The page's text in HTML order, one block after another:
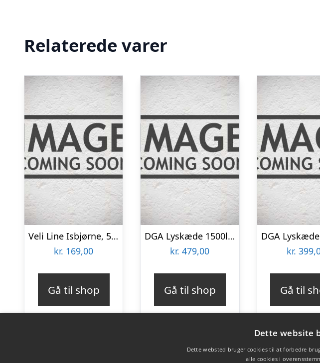
Relaterede varer
Veli Line Isbjørne, 5-Pak Hvid
kr. 169,00
Gå til shop
DGA Lyskæde 1500led, 31v, Ip44 – Mørk Grøn 7995cm- 18271273
kr. 479,00
Gå til shop
kr.
Gå til
Dette website
Dette websted bruger cookies til at forbedre
alle cookies i